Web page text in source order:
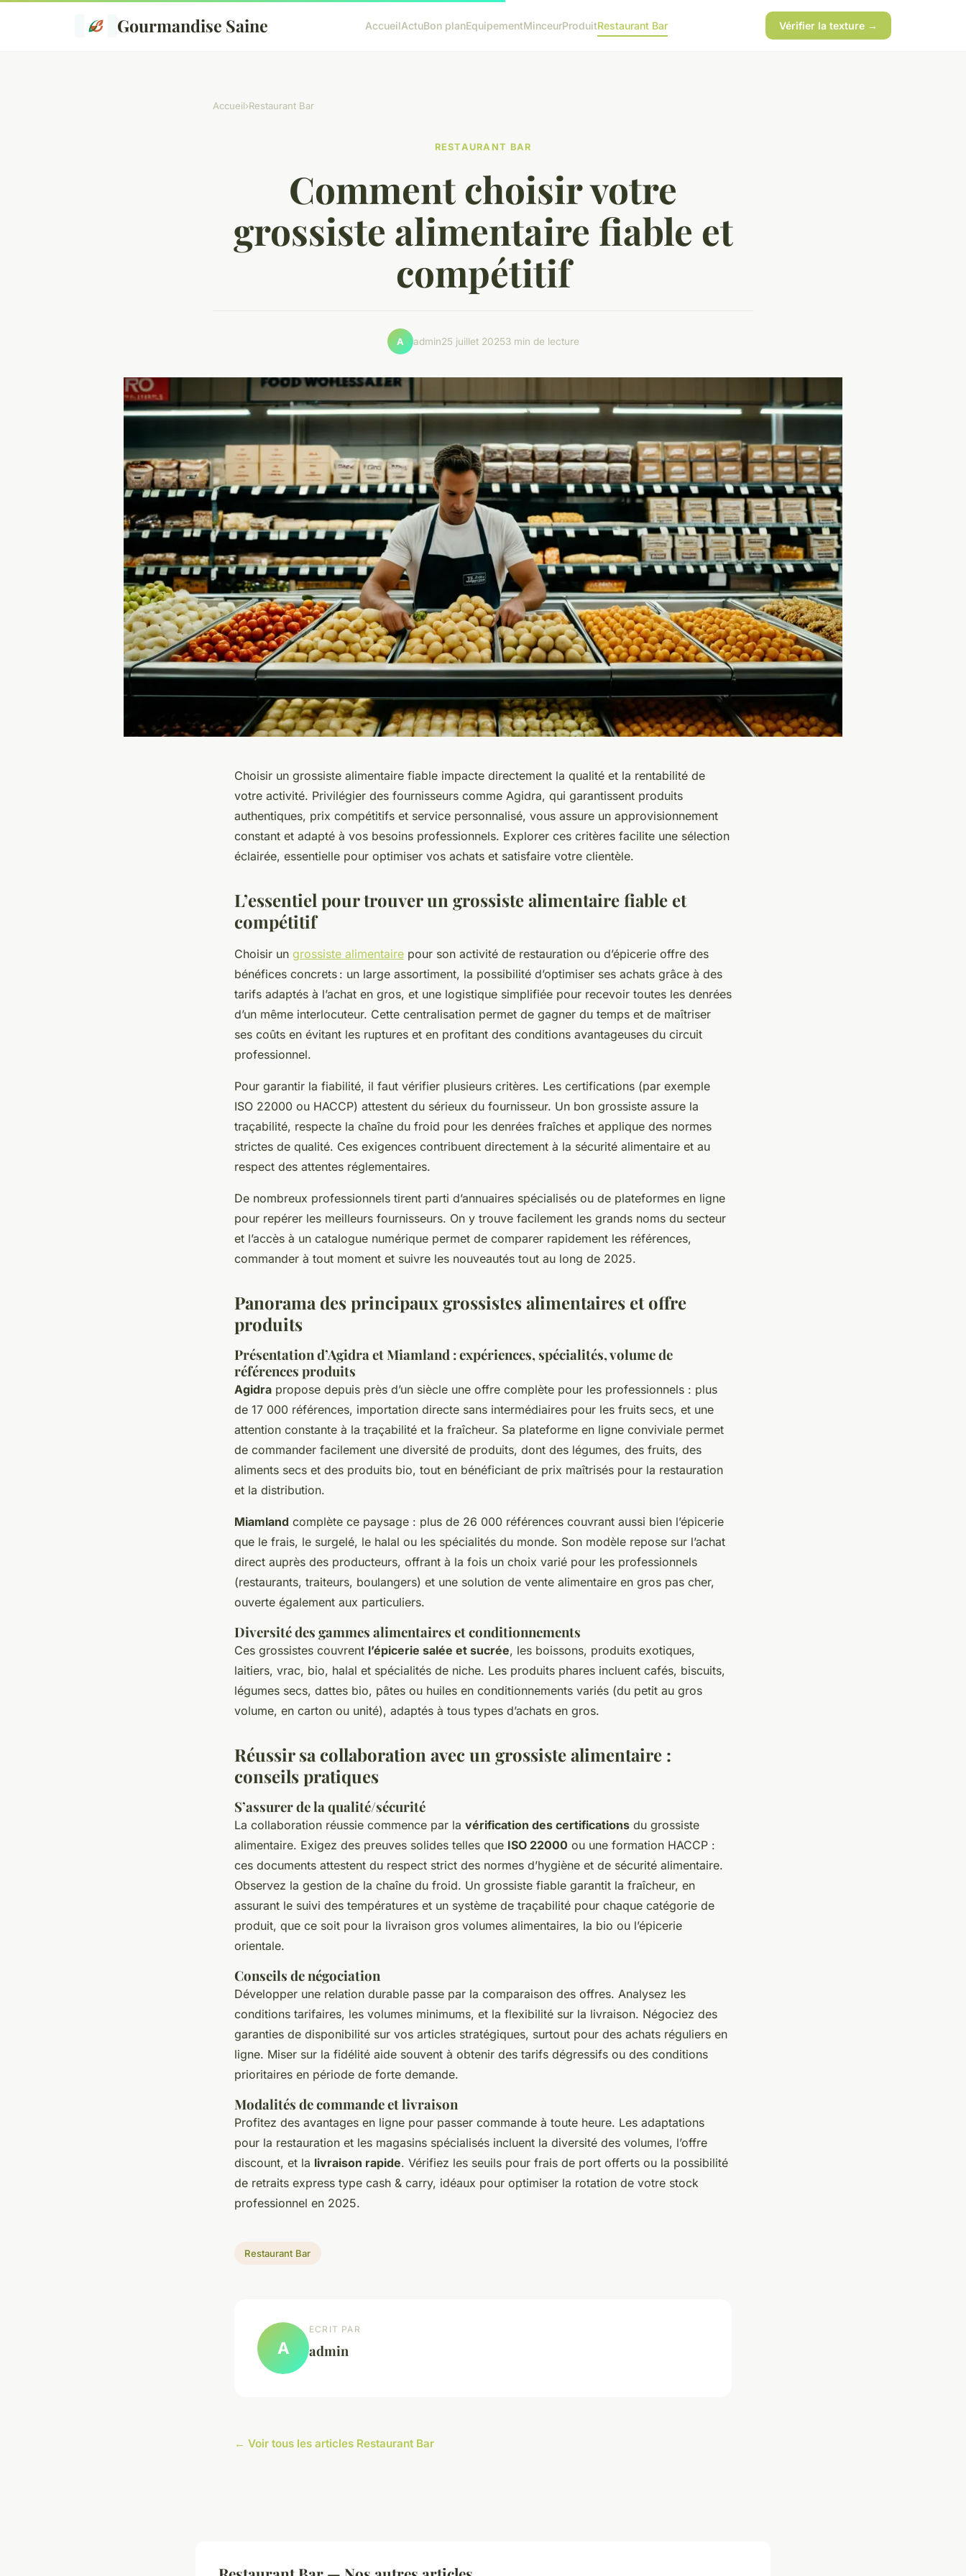
Gourmandise Saine AccueilActuBon planEquipementMinceurProduitRestaurant Bar Vérifier la texture →
Accueil›Restaurant Bar
RESTAURANT BAR
Comment choisir votre
grossiste alimentaire fiable et
compétitif
A admin25 juillet 20253 min de lecture
Choisir un grossiste alimentaire fiable impacte directement la qualité et la rentabilité de
votre activité. Privilégier des fournisseurs comme Agidra, qui garantissent produits
authentiques, prix compétitifs et service personnalisé, vous assure un approvisionnement
constant et adapté à vos besoins professionnels. Explorer ces critères facilite une sélection
éclairée, essentielle pour optimiser vos achats et satisfaire votre clientèle.
L’essentiel pour trouver un grossiste alimentaire fiable et
compétitif
Choisir un grossiste alimentaire pour son activité de restauration ou d’épicerie offre des
bénéfices concrets : un large assortiment, la possibilité d’optimiser ses achats grâce à des
tarifs adaptés à l’achat en gros, et une logistique simplifiée pour recevoir toutes les denrées
d’un même interlocuteur. Cette centralisation permet de gagner du temps et de maîtriser
ses coûts en évitant les ruptures et en profitant des conditions avantageuses du circuit
professionnel.
Pour garantir la fiabilité, il faut vérifier plusieurs critères. Les certifications (par exemple
ISO 22000 ou HACCP) attestent du sérieux du fournisseur. Un bon grossiste assure la
traçabilité, respecte la chaîne du froid pour les denrées fraîches et applique des normes
strictes de qualité. Ces exigences contribuent directement à la sécurité alimentaire et au
respect des attentes réglementaires.
De nombreux professionnels tirent parti d’annuaires spécialisés ou de plateformes en ligne
pour repérer les meilleurs fournisseurs. On y trouve facilement les grands noms du secteur
et l’accès à un catalogue numérique permet de comparer rapidement les références,
commander à tout moment et suivre les nouveautés tout au long de 2025.
Panorama des principaux grossistes alimentaires et offre
produits
Présentation d’Agidra et Miamland : expériences, spécialités, volume de
références produits
Agidra propose depuis près d’un siècle une offre complète pour les professionnels : plus
de 17 000 références, importation directe sans intermédiaires pour les fruits secs, et une
attention constante à la traçabilité et la fraîcheur. Sa plateforme en ligne conviviale permet
de commander facilement une diversité de produits, dont des légumes, des fruits, des
aliments secs et des produits bio, tout en bénéficiant de prix maîtrisés pour la restauration
et la distribution.
Miamland complète ce paysage : plus de 26 000 références couvrant aussi bien l’épicerie
que le frais, le surgelé, le halal ou les spécialités du monde. Son modèle repose sur l’achat
direct auprès des producteurs, offrant à la fois un choix varié pour les professionnels
(restaurants, traiteurs, boulangers) et une solution de vente alimentaire en gros pas cher,
ouverte également aux particuliers.
Diversité des gammes alimentaires et conditionnements
Ces grossistes couvrent l’épicerie salée et sucrée, les boissons, produits exotiques,
laitiers, vrac, bio, halal et spécialités de niche. Les produits phares incluent cafés, biscuits,
légumes secs, dattes bio, pâtes ou huiles en conditionnements variés (du petit au gros
volume, en carton ou unité), adaptés à tous types d’achats en gros.
Réussir sa collaboration avec un grossiste alimentaire :
conseils pratiques
S’assurer de la qualité/sécurité
La collaboration réussie commence par la vérification des certifications du grossiste
alimentaire. Exigez des preuves solides telles que ISO 22000 ou une formation HACCP :
ces documents attestent du respect strict des normes d’hygiène et de sécurité alimentaire.
Observez la gestion de la chaîne du froid. Un grossiste fiable garantit la fraîcheur, en
assurant le suivi des températures et un système de traçabilité pour chaque catégorie de
produit, que ce soit pour la livraison gros volumes alimentaires, la bio ou l’épicerie
orientale.
Conseils de négociation
Développer une relation durable passe par la comparaison des offres. Analysez les
conditions tarifaires, les volumes minimums, et la flexibilité sur la livraison. Négociez des
garanties de disponibilité sur vos articles stratégiques, surtout pour des achats réguliers en
ligne. Miser sur la fidélité aide souvent à obtenir des tarifs dégressifs ou des conditions
prioritaires en période de forte demande.
Modalités de commande et livraison
Profitez des avantages en ligne pour passer commande à toute heure. Les adaptations
pour la restauration et les magasins spécialisés incluent la diversité des volumes, l’offre
discount, et la livraison rapide. Vérifiez les seuils pour frais de port offerts ou la possibilité
de retraits express type cash & carry, idéaux pour optimiser la rotation de votre stock
professionnel en 2025.
Restaurant Bar
A
ECRIT PAR
admin
← Voir tous les articles Restaurant Bar